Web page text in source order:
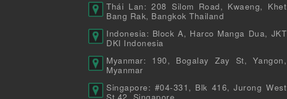
Thái Lan: 208 Silom Road, Kwaeng, Khet
Bang Rak, Bangkok Thailand
Indonesia: Block A, Harco Manga Dua, JKT
DKI Indonesia
Myanmar: 190, Bogalay Zay St, Yangon,
Myanmar
Singapore: #04-331, Blk 416, Jurong West